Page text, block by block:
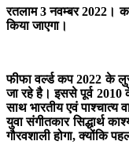
रतलाम 3 नवम्बर 2022।
किया जाएगा।
फीफा वर्ल्ड कप 2022 के
जा रहे है। इससे पूर्व 2010
साथ भारतीय एवं पाश्चात्य
युवा संगीतकार सिद्धार्थ
गौरवशाली होगा, क्योंकि